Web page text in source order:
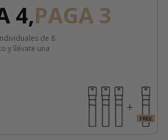
4,PAGA 3
de 8
y llévate una